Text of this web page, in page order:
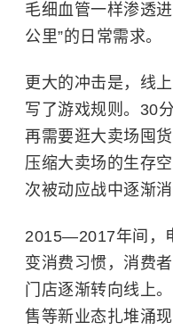
毛细血管一样渗透
公里”的日常需求。
更大的冲击是，线
写了游戏规则。30
再需要逛大卖场囤
压缩大卖场的生存
次被动应战中逐渐消
2015—2017年间，
变消费习惯，消费
门店逐渐转向线上
售等新业态扎堆涌